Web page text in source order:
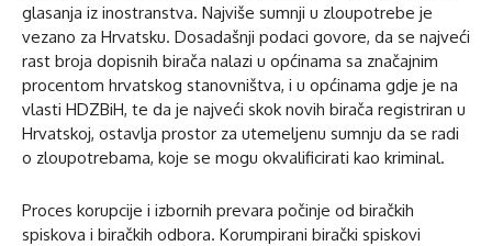
glasanja iz inostranstva. Najviše sumnji u zloupotrebe je
vezano za Hrvatsku. Dosadašnji podaci govore, da se najveći
rast broja dopisnih birača nalazi u općinama sa značajnim
procentom hrvatskog stanovništva, i u općinama gdje je na
vlasti HDZBiH, te da je najveći skok novih birača registriran u
Hrvatskoj, ostavlja prostor za utemeljenu sumnju da se radi
o zloupotrebama, koje se mogu okvalificirati kao kriminal.
Proces korupcije i izbornih prevara počinje od biračkih
spiskova i biračkih odbora. Korumpirani birački spiskovi